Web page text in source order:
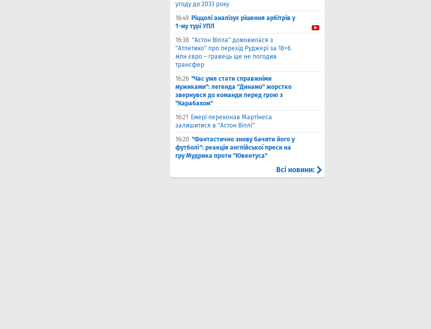
угоду до 2033 року
16:49 Ріццолі аналізує рішення арбітрів у
1-му турі УПЛ
16:38 "Астон Вілла" домовилася з
"Атлетико" про перехід Руджері за 18+6
млн євро – гравець ще не погодив
трансфер
16:26 "Час уже стати справжніми
мужиками": легенда "Динамо" жорстко
звернувся до команди перед грою з
"Карабахом"
16:21
Емері переконав Мартінеса
залишитися в "Астон Віллі"
16:20 "Фантастично знову бачити його у
футболі": реакція англійської преси на
гру Мудрика проти "Ювентуса"
Всі новини: